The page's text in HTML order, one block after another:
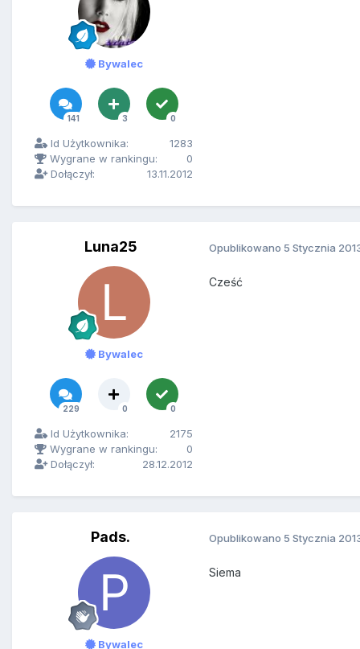
Bywalec
141 3 0
Id Użytkownika:
1283
Wygrane w rankingu:
0
Dołączył:
13.11.2012
Luna25
Bywalec
229 0 0
Id Użytkownika:
2175
Wygrane w rankingu:
0
Dołączył:
28.12.2012
Opublikowano 5 Stycznia
Cześć
Pads.
Bywalec
Opublikowano 5 Stycznia
Siema